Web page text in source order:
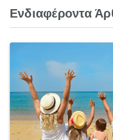
Ενδιαφέροντα